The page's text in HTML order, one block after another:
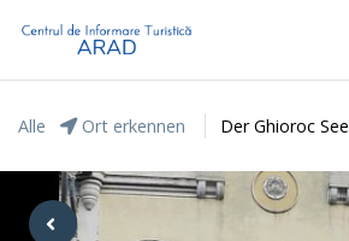
Alle Ort erkennen Der Ghioroc See